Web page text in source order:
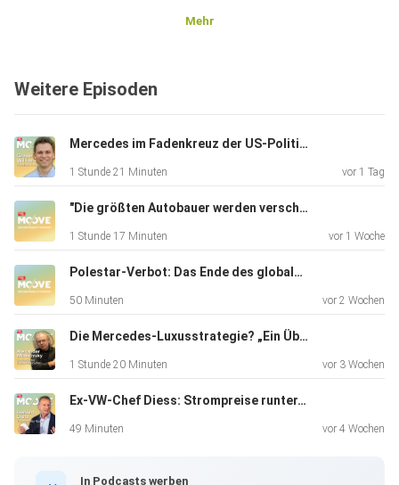
Mehr
Weitere Episoden
Mercedes im Fadenkreuz der US-Politiker
1 Stunde 21 Minuten vor 1 Tag
"Die größten Autobauer werden verschwinden" Ex-Byton-CEO Daniel Kirchert
1 Stunde 17 Minuten vor 1 Woche
Polestar-Verbot: Das Ende des globalen Autos?
50 Minuten vor 2 Wochen
Die Mercedes-Luxusstrategie? „Ein Übersetzungsfehler!“
1 Stunde 20 Minuten vor 3 Wochen
Ex-VW-Chef Diess: Strompreise runter, sonst scheitert die E-Mobilität
49 Minuten vor 4 Wochen
In Podcasts werben